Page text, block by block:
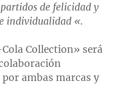
de felicidad y
individualidad «.
Collection» será
ambas marcas y